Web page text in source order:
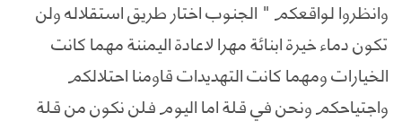
وانظروا لواقعكم " الجنوب اختار طريق استقلاله ولن
تكون دماء خيرة ابنائة مهرا لاعادة اليمننة مهما كانت
الخيارات ومهما كانت التهديدات قاومنا احتلالكم
واجتياحكم ونحن في قلة اما اليوم فلن نكون من قلة